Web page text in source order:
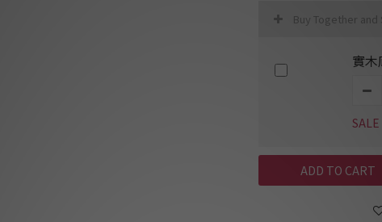
Buy Together and
實木
ADD TO CART